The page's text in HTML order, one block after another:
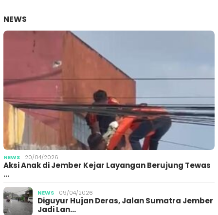
NEWS
NEWS 20/04/2026
Aksi Anak di Jember Kejar Layangan Berujung Tewas
…
NEWS 09/04/2026
Diguyur Hujan Deras, Jalan Sumatra Jember
Jadi Lan…